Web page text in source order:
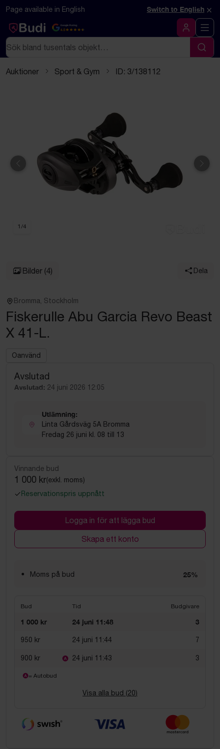
Hoppa till innehåll
Textbaserad (markdown) version av denna sida
Page available in English Switch to English ×
Google Rating
4.5
Logga in
Sök
Sök
Auktioner Sport & Gym ID: 3/138112
Föregående
1 /4
Bilder (4) Dela
Bromma, Stockholm
Fiskerulle Abu Garcia Revo Beast
X 41-L.
Oanvänd
Avslutad
Avslutad: 24 juni 2026 12:05
Utlämning:
Linta Gårdsväg 5A Bromma
Fredag 26 juni kl. 08 till 13
Vinnande bud
1 000 kr(exkl. moms)
Reservationspris uppnått
Logga in för att lägga bud
Skapa ett konto
Moms på bud 25%
Bud Tid Budgivare
1 000 kr 24 juni 11:48 3
950 kr 24 juni 11:44 7
900 kr 24 juni 11:43 3
= Autobud
Visa alla bud (20)